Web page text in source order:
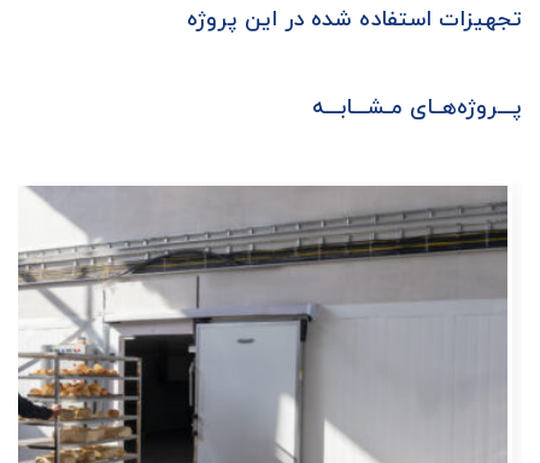
تجهیزات استفاده شده در این پروژه
پـــروژه‌هــای مـشـــابـــه